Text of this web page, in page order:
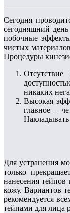
Сегодня
сегодняшний
побочные
чистых
Процедуры
никаких
Высокая
главное –
Для устранения
только
нанесения
кожу. Вариантов
рекомендуется
тейпами для лица